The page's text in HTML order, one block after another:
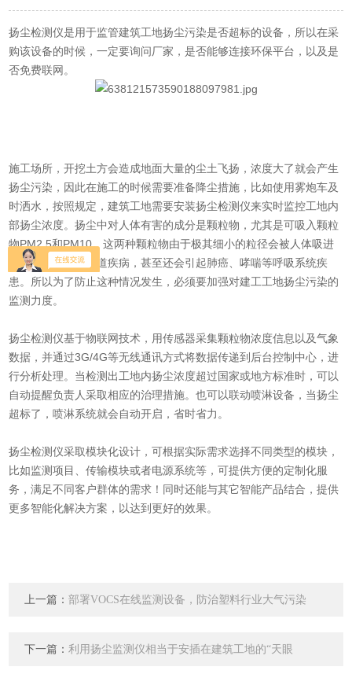
扬尘检测仪是用于监管建筑工地扬尘污染是否超标的设备，所以在采
购该设备的时候，一定要询问厂家，是否能够连接环保平台，以及是
否免费联网。
施工场所，开挖土方会造成地面大量的尘土飞扬，浓度大了就会产生
扬尘污染，因此在施工的时候需要准备降尘措施，比如使用雾炮车及
时洒水，按照规定，建筑工地需要安装扬尘检测仪来实时监控工地内
部扬尘浓度。扬尘中对人体有害的成分是颗粒物，尤其是可吸入颗粒
物PM2.5和PM10。这两种颗粒物由于极其细小的粒径会被人体吸进
呼吸道，引发呼吸道疾病，甚至还会引起肺癌、哮喘等呼吸系统疾
患。所以为了防止这种情况发生，必须要加强对建工工地扬尘污染的
监测力度。
扬尘检测仪基于物联网技术，用传感器采集颗粒物浓度信息以及气象
数据，并通过3G/4G等无线通讯方式将数据传递到后台控制中心，进
行分析处理。当检测出工地内扬尘浓度超过国家或地方标准时，可以
自动提醒负责人采取相应的治理措施。也可以联动喷淋设备，当扬尘
超标了，喷淋系统就会自动开启，省时省力。
扬尘检测仪采取模块化设计，可根据实际需求选择不同类型的模块，
比如监测项目、传输模块或者电源系统等，可提供方便的定制化服
务，满足不同客户群体的需求！同时还能与其它智能产品结合，提供
更多智能化解决方案，以达到更好的效果。
上一篇：部署VOCS在线监测设备，防治塑料行业大气污染
下一篇：利用扬尘监测仪相当于安插在建筑工地的“天眼